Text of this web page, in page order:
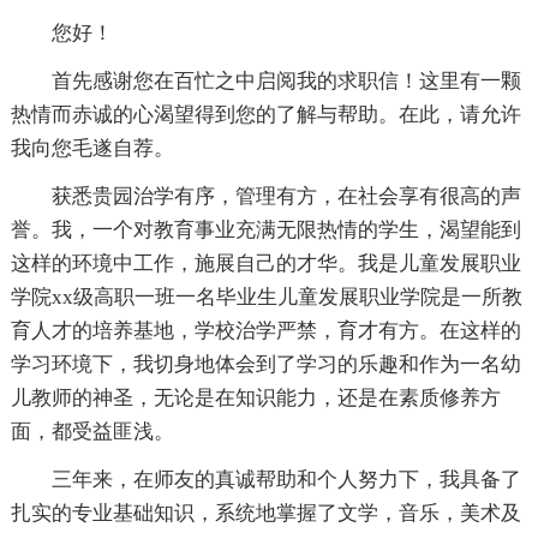
您好！
首先感谢您在百忙之中启阅我的求职信！这里有一颗
热情而赤诚的心渴望得到您的了解与帮助。在此，请允许
我向您毛遂自荐。
获悉贵园治学有序，管理有方，在社会享有很高的声
誉。我，一个对教育事业充满无限热情的学生，渴望能到
这样的环境中工作，施展自己的才华。我是儿童发展职业
学院xx级高职一班一名毕业生儿童发展职业学院是一所教
育人才的培养基地，学校治学严禁，育才有方。在这样的
学习环境下，我切身地体会到了学习的乐趣和作为一名幼
儿教师的神圣，无论是在知识能力，还是在素质修养方
面，都受益匪浅。
三年来，在师友的真诚帮助和个人努力下，我具备了
扎实的专业基础知识，系统地掌握了文学，音乐，美术及